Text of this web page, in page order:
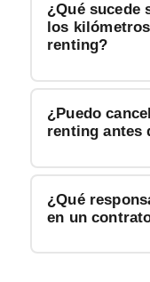
¿Qué sucede
los
renting?
¿Puedo
renting antes
¿Qué
en un